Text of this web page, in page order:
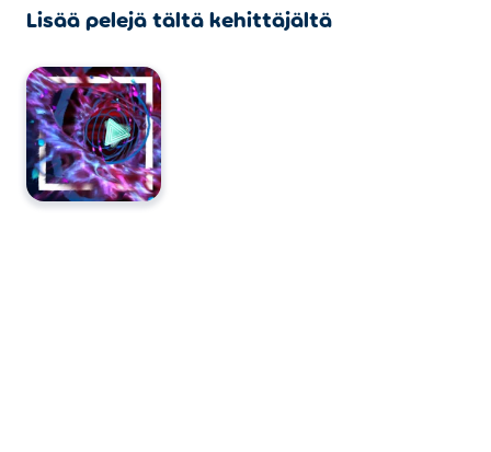
Lisää pelejä tältä kehittäjältä